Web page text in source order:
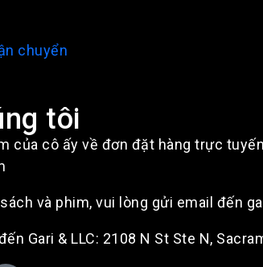
chuyển
tôi
của cô ấy về đơn đặt hàng trực
và phim, vui lòng gửi email đến
Gari & LLC: 2108 N St Ste N,